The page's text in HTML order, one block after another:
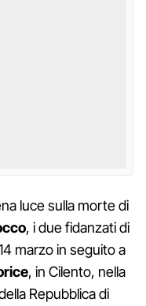
luce sulla morte di
, i due fidanzati di
marzo in seguito a
, in Cilento, nella
Repubblica di